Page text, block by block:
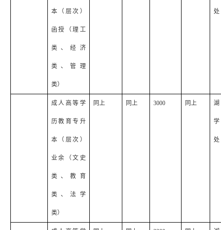
本（层次）
函授（理工
类、经济
类、管理
类）
处
成人高等学
历教育专升
本（层次）
业余（文史
类、教育
类、法学
类）
同上 同上 3000 同上
处